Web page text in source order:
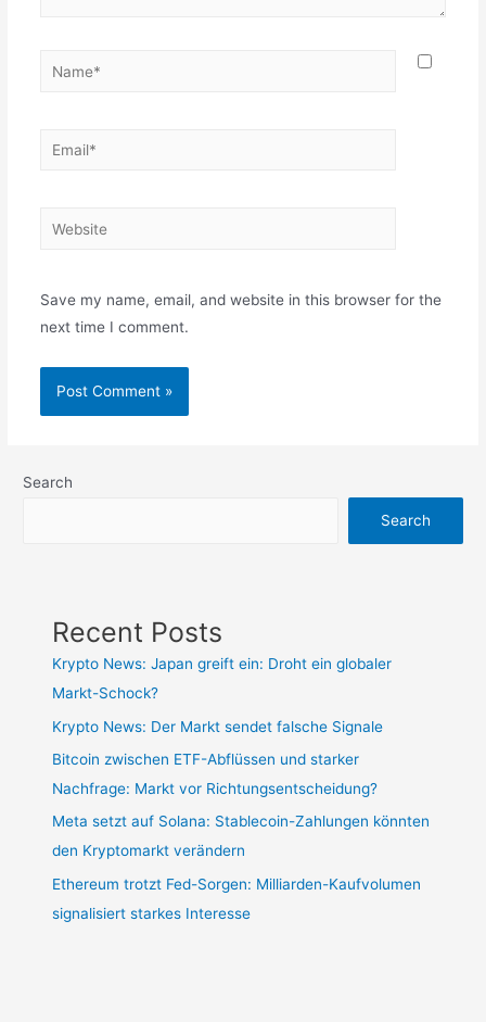
Name*
Email*
Website
Save my name, email, and website in this browser for the
next time I comment.
Search
Search
Recent Posts
Krypto News: Japan greift ein: Droht ein globaler
Markt-Schock?
Krypto News: Der Markt sendet falsche Signale
Bitcoin zwischen ETF-Abflüssen und starker
Nachfrage: Markt vor Richtungsentscheidung?
Meta setzt auf Solana: Stablecoin-Zahlungen könnten
den Kryptomarkt verändern
Ethereum trotzt Fed-Sorgen: Milliarden-Kaufvolumen
signalisiert starkes Interesse